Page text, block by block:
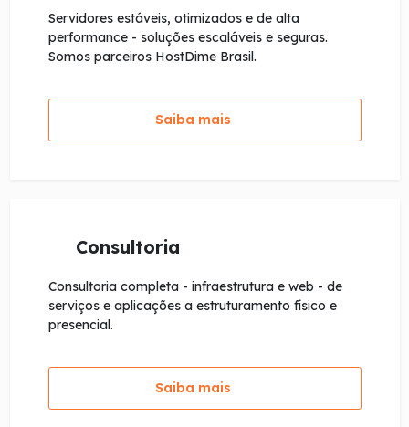
Servidores estáveis, otimizados e de alta
performance - soluções escaláveis e seguras.
Somos parceiros HostDime Brasil.
Saiba mais
Consultoria
Consultoria completa - infraestrutura e web - de
serviços e aplicações a estruturamento físico e
presencial.
Saiba mais